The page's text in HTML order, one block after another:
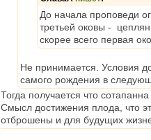
До начала проповеди
третьей оковы -
скорее всего первая
Не принимается. Условия
самого рождения в
Тогда получается что
Смысл достижения плода, что
отброшены и для будущих